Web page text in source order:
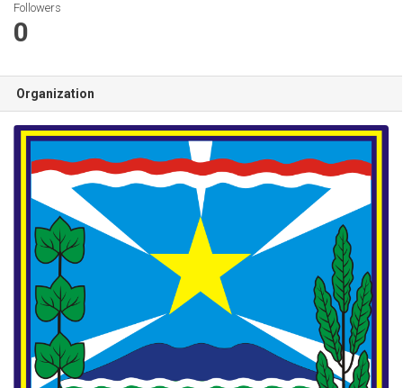
Followers
0
Organization